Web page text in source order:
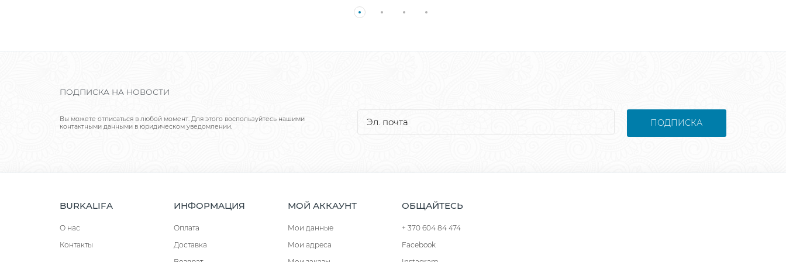
ПОДПИСКА НА НОВОСТИ
Вы можете отписаться в любой момент. Для этого воспользуйтесь нашими
контактными данными в юридическом уведомлении.
ПОДПИСКА
BURKALIFA
О нас
Контакты
ИНФОРМАЦИЯ
Оплата
Доставка
МОЙ АККАУНТ
Мои данные
Мои адреса
ОБЩАЙТЕСЬ
+ 370 604 84 474
Facebook